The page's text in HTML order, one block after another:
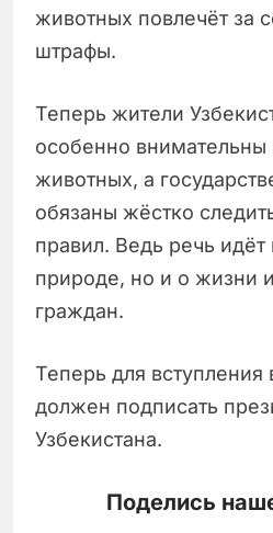
животных повлечёт за
штрафы.
Теперь жители
особенно
животных, а
обязаны жёстко
правил. Ведь речь идёт
природе, но и о жизни
граждан.
Теперь для вступления
должен подписать
Узбекистана.
Поделись